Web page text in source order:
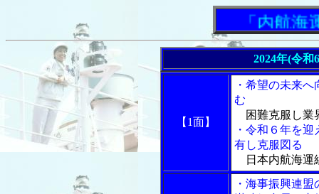
「内航海運
2024年(令
【1面】
・希望の未来
む
困難克服し業
・令和６年を
有し克服図る
日本内航海運
・海事振興連